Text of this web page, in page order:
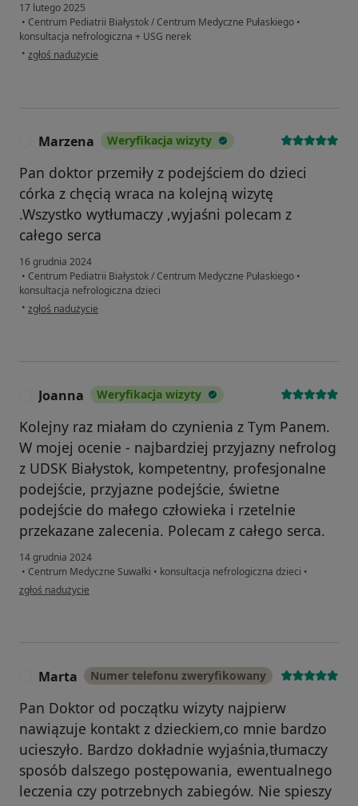
17 lutego 2025
• Centrum Pediatrii Białystok / Centrum Medyczne Pułaskiego •
konsultacja nefrologiczna + USG nerek
• w opinii użytkownika Agnieszka
zgłoś nadużycie
Marzena Weryfikacja wizyty
Pan doktor przemiły z podejściem do dzieci
córka z chęcią wraca na kolejną wizytę
.Wszystko wytłumaczy ,wyjaśni polecam z
całego serca
16 grudnia 2024
• Centrum Pediatrii Białystok / Centrum Medyczne Pułaskiego •
konsultacja nefrologiczna dzieci
• w opinii użytkownika Marzena
zgłoś nadużycie
Joanna Weryfikacja wizyty
Kolejny raz miałam do czynienia z Tym Panem.
W mojej ocenie - najbardziej przyjazny nefrolog
z UDSK Białystok, kompetentny, profesjonalne
podejście, przyjazne podejście, świetne
podejście do małego człowieka i rzetelnie
przekazane zalecenia. Polecam z całego serca.
14 grudnia 2024
• Centrum Medyczne Suwałki • konsultacja nefrologiczna dzieci •
w opinii użytkownika Joanna
zgłoś nadużycie
Marta Numer telefonu zweryfikowany
Pan Doktor od początku wizyty najpierw
nawiązuje kontakt z dzieckiem,co mnie bardzo
ucieszyło. Bardzo dokładnie wyjaśnia,tłumaczy
sposób dalszego postępowania, ewentualnego
leczenia czy potrzebnych zabiegów. Nie spieszy